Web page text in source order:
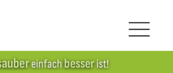
einfachbesserist!